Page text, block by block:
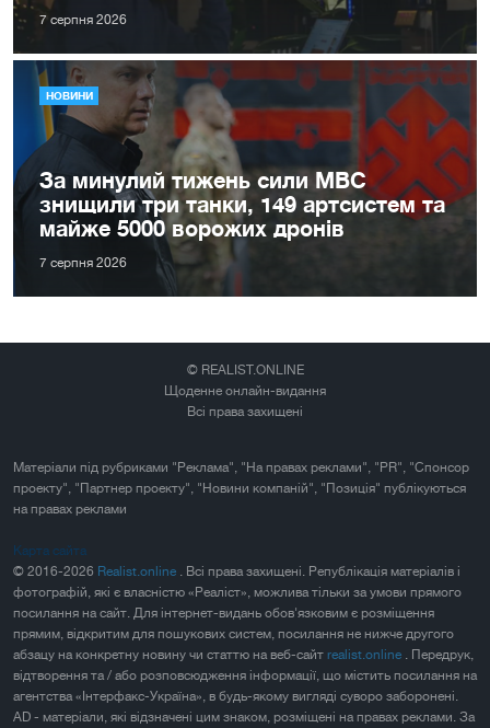
7 серпня 2026
НОВИНИ
За минулий тижень сили МВС
знищили три танки, 149 артсистем та
майже 5000 ворожих дронів
7 серпня 2026
© REALIST.ONLINE
Щоденне онлайн-видання
Всі права захищені
Матеріали під рубриками "Реклама", "На правах реклами", "PR", "Спонсор
проекту", "Партнер проекту", "Новини компаній", "Позиція" публікуються
на правах реклами
Карта сайта
© 2016-2026 Realist.online . Всі права захищені. Републікація матеріалів і
фотографій, які є власністю «Реаліст», можлива тільки за умови прямого
посилання на сайт. Для інтернет-видань обов'язковим є розміщення
прямим, відкритим для пошукових систем, посилання не нижче другого
абзацу на конкретну новину чи статтю на веб-сайт realist.online . Передрук,
відтворення та / або розповсюдження інформації, що містить посилання на
агентства «Інтерфакс-Україна», в будь-якому вигляді суворо заборонені.
AD - матеріали, які відзначені цим знаком, розміщені на правах реклами. За